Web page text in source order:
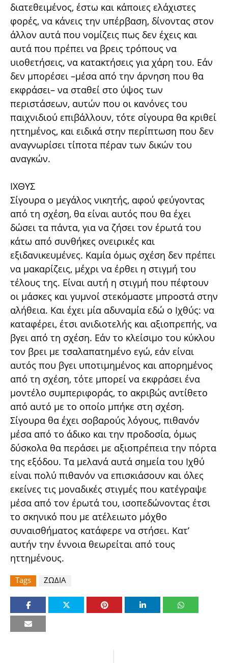
διατεθειμένος, έστω και κάποιες ελάχιστες
φορές, να κάνεις την υπέρβαση, δίνοντας στον
άλλον αυτά που νομίζεις πως δεν έχεις και
αυτά που πρέπει να βρεις τρόπους να
υιοθετήσεις, να κατακτήσεις για χάρη του. Εάν
δεν μπορέσει –μέσα από την άρνηση που θα
εκφράσει– να σταθεί στο ύψος των
περιστάσεων, αυτών που οι κανόνες του
παιχνιδιού επιβάλλουν, τότε σίγουρα θα κριθεί
ηττημένος, και ειδικά στην περίπτωση που δεν
αναγνωρίσει τίποτα πέραν των δικών του
αναγκών.
ΙΧΘΥΣ
Σίγουρα ο μεγάλος νικητής, αφού φεύγοντας
από τη σχέση, θα είναι αυτός που θα έχει
δώσει τα πάντα, για να ζήσει τον έρωτά του
κάτω από συνθήκες ονειρικές και
εξιδανικευμένες. Καμία όμως σχέση δεν πρέπει
να μακαρίζεις, μέχρι να έρθει η στιγμή του
τέλους της. Είναι αυτή η στιγμή που πέφτουν
οι μάσκες και γυμνοί στεκόμαστε μπροστά στην
αλήθεια. Και έχει μία αδυναμία εδώ ο Ιχθύς: να
καταφέρει, έτσι ανιδιοτελής και αξιοπρεπής, να
βγει από τη σχέση. Εάν το κλείσιμο του κύκλου
τον βρει με τσαλαπατημένο εγώ, εάν είναι
αυτός που βγει υποτιμημένος και απορημένος
από τη σχέση, τότε μπορεί να εκφράσει ένα
μοντέλο συμπεριφοράς, το ακριβώς αντίθετο
από αυτό με το οποίο μπήκε στη σχέση.
Σίγουρα θα έχει σοβαρούς λόγους, πιθανόν
μέσα από το άδικο και την προδοσία, όμως
δύσκολα θα περάσει με αξιοπρέπεια την πόρτα
της εξόδου. Τα μελανά αυτά σημεία του Ιχθύ
είναι πολύ πιθανόν να επισκιάσουν και όλες
εκείνες τις μοναδικές στιγμές που κατέγραψε
μέσα από τον έρωτά του, ισοπεδώνοντας έτσι
το σκηνικό που με ατέλειωτο μόχθο
συναισθήματος κατάφερε να στήσει. Κατ’
αυτήν την έννοια θεωρείται από τους
ηττημένους.
Tags ΖΩΔΙΑ